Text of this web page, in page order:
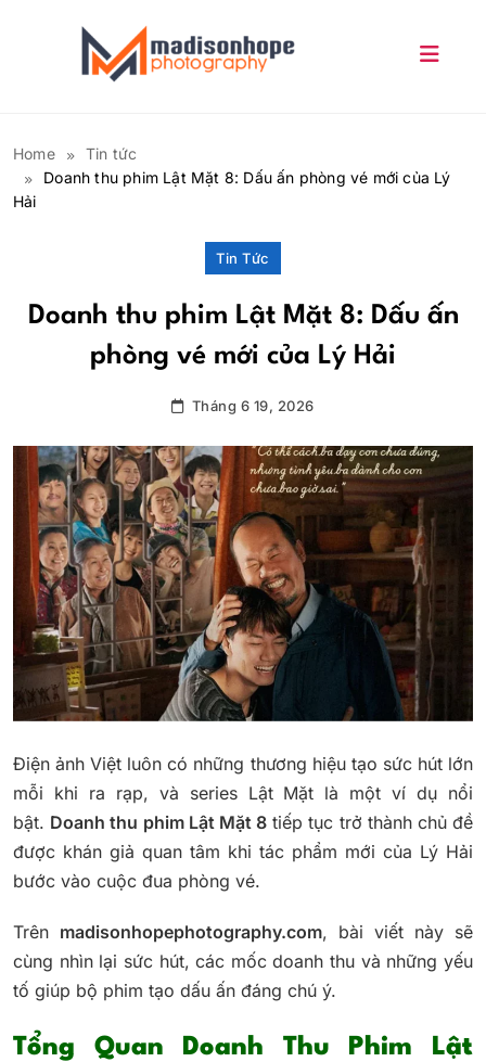
Home
Tin tức
Doanh thu phim Lật Mặt 8: Dấu ấn phòng vé mới của Lý
Hải
Tin Tức
Doanh thu phim Lật Mặt 8: Dấu ấn
phòng vé mới của Lý Hải
Tháng 6 19, 2026
Điện ảnh Việt luôn có những thương hiệu tạo sức hút lớn
mỗi khi ra rạp, và series Lật Mặt là một ví dụ nổi
bật. Doanh thu phim Lật Mặt 8 tiếp tục trở thành chủ đề
được khán giả quan tâm khi tác phẩm mới của Lý Hải
bước vào cuộc đua phòng vé.
Trên madisonhopephotography.com, bài viết này sẽ
cùng nhìn lại sức hút, các mốc doanh thu và những yếu
tố giúp bộ phim tạo dấu ấn đáng chú ý.
Tổng Quan Doanh Thu Phim Lật